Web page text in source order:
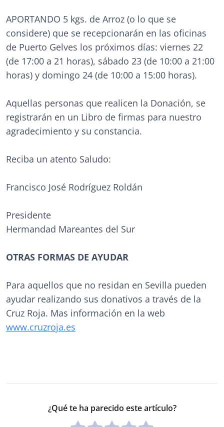
APORTANDO 5 kgs. de Arroz (o lo que se
considere) que se recepcionarán en las oficinas
de Puerto Gelves los próximos días: viernes 22
(de 17:00 a 21 horas), sábado 23 (de 10:00 a 21:00
horas) y domingo 24 (de 10:00 a 15:00 horas).
Aquellas personas que realicen la Donación, se
registrarán en un Libro de firmas para nuestro
agradecimiento y su constancia.
Reciba un atento Saludo:
Francisco José Rodríguez Roldán
Presidente
Hermandad Mareantes del Sur
OTRAS FORMAS DE AYUDAR
Para aquellos que no residan en Sevilla pueden
ayudar realizando sus donativos a través de la
Cruz Roja. Mas información en la web
www.cruzroja.es
¿Qué te ha parecido este artículo?